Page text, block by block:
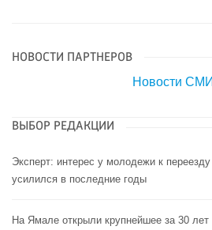
НОВОСТИ ПАРТНЕРОВ
Новости
ВЫБОР РЕДАКЦИИ
Эксперт: интерес у молодежи к
усилился в последние годы
На Ямале открыли крупнейшее за 30